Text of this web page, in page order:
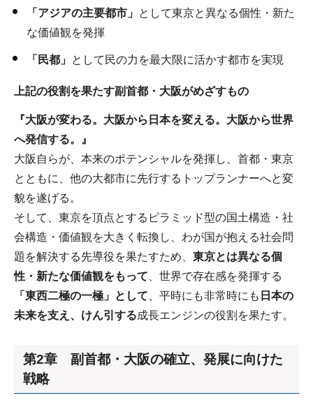
「アジアの主要都市」 として東京と異なる個性・新た
な価値観を発揮
「民都」 として民の力を最大限に活かす都市を実現
上記の役割を果たす副首都・大阪がめざすもの
『大阪が変わる。大阪から日本を変える。大阪から世界
へ発信する。』
大阪自らが、本来のポテンシャルを発揮し、首都・東京
とともに、他の大都市に先行するトップランナーへと変
貌を遂げる。
そして、東京を頂点とするピラミッド型の国土構造・社
会構造・価値観を大きく転換し、わが国が抱える社会問
題を解決する先導役を果たすため、 東京とは異なる個
性・新たな価値観をもって 、世界で存在感を発揮する
「東西二極の一極」として 、平時にも非常時にも 日本の
未来を支え、けん引する成長エンジンの役割を果たす。
第2章 副首都・大阪の確立、発展に向けた
戦略